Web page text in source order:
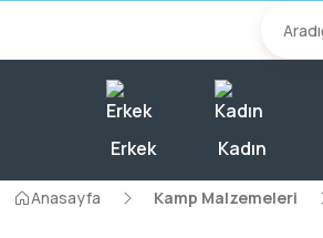
Erkek Kadın
Anasayfa Kamp Malzemeleri